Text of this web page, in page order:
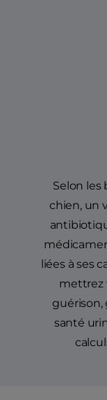
Selon les
chien, un
liées à ses
mettrez
guérison,
santé